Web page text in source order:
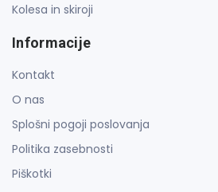
Kolesa in skiroji
Informacije
Kontakt
O nas
Splošni pogoji poslovanja
Politika zasebnosti
Piškotki